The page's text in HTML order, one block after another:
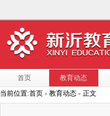
首页 教育动态
当前位置:首页 - 教育动态 - 正文